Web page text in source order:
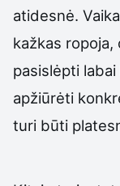
atidesnė.
kažkas ropoja,
pasislėpti
apžiūrėti
turi būti